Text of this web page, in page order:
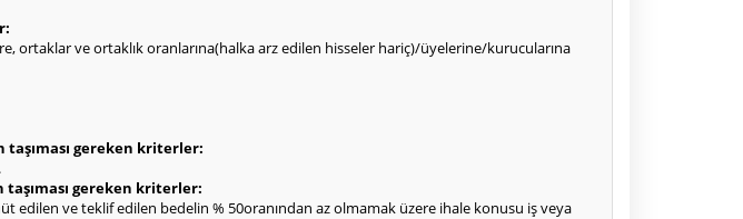
ortaklar ve ortaklık oranlarına(halka arz edilen hisseler hariç)/üyelerine/kurucularına
gereken kriterler:
gereken kriterler:
edilen ve teklif edilen bedelin % 50oranından az olmamak üzere ihale konusu iş veya